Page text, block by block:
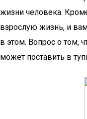
жизни человека.
взрослую жизнь, и
в этом. Вопрос о том,
может поставить в